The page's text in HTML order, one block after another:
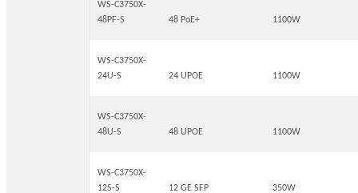
WS-C3750X-
48PF-S
48 PoE+ 1100W
WS-C3750X-
24U-S
24 UPOE 1100W
WS-C3750X-
48U-S
48 UPOE 1100W
WS-C3750X-
12S-S
12 GE SFP 350W